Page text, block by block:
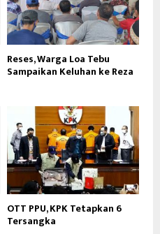
Reses, Warga Loa Tebu
Sampaikan Keluhan ke Reza
OTT PPU, KPK Tetapkan 6
Tersangka